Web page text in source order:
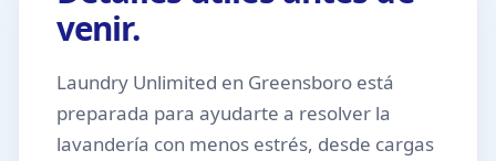
venir.
Laundry Unlimited en Greensboro está
preparada para ayudarte a resolver la
lavandería con menos estrés, desde cargas